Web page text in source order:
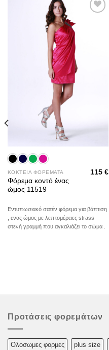
ΚΟΚΤΕΙΛ ΦΟΡΕΜΑΤΑ
Φόρεμα κοντό ένας
ώμος 11519
115€
Εντυπωσιακό σατέν φόρεμα για βάπτιση
, ενας ώμος με λεπτομέρειες strass
στενή γραμμή που αγκαλιάζει το σώμα .
Προτάσεις φορεμάτων
Oλoσωμες φoρμες plus size